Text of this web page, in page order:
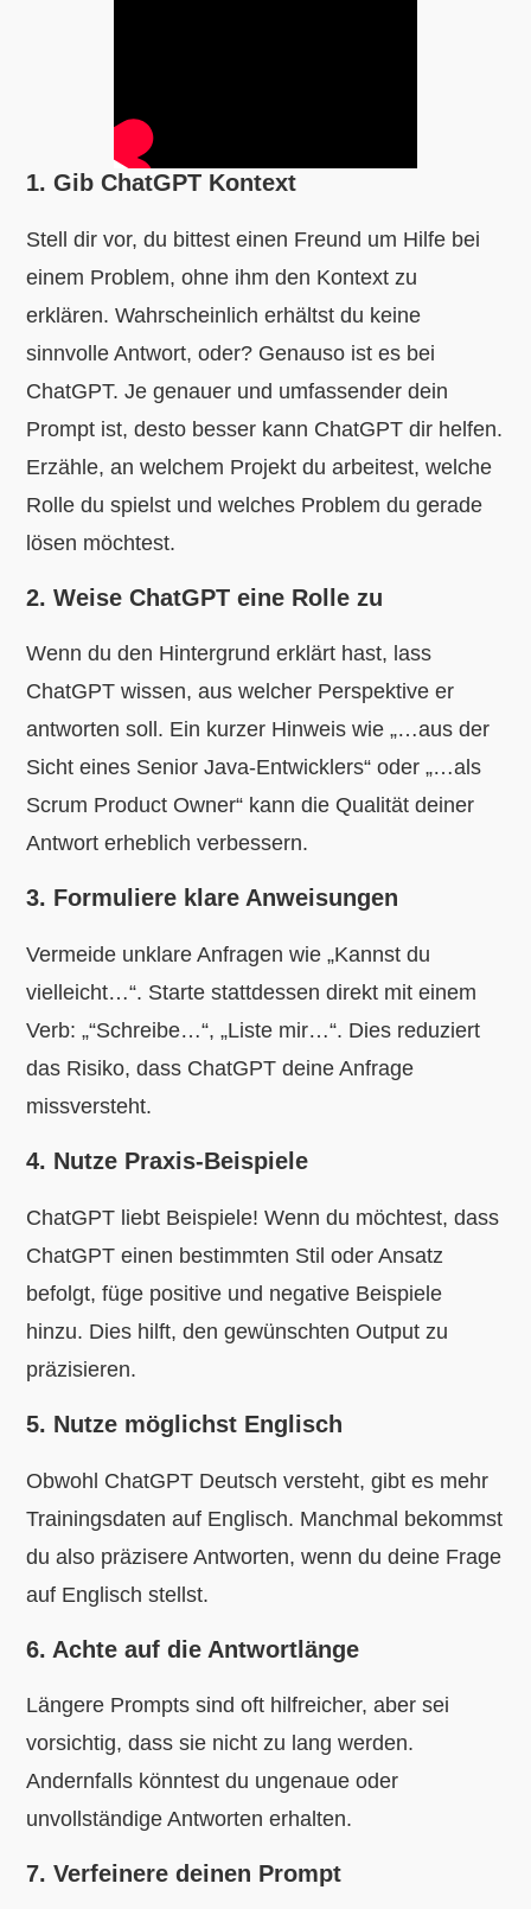
1. Gib ChatGPT Kontext
Stell dir vor, du bittest einen Freund um Hilfe bei
einem Problem, ohne ihm den Kontext zu
erklären. Wahrscheinlich erhältst du keine
sinnvolle Antwort, oder? Genauso ist es bei
ChatGPT. Je genauer und umfassender dein
Prompt ist, desto besser kann ChatGPT dir helfen.
Erzähle, an welchem Projekt du arbeitest, welche
Rolle du spielst und welches Problem du gerade
lösen möchtest.
2. Weise ChatGPT eine Rolle zu
Wenn du den Hintergrund erklärt hast, lass
ChatGPT wissen, aus welcher Perspektive er
antworten soll. Ein kurzer Hinweis wie „…aus der
Sicht eines Senior Java-Entwicklers“ oder „…als
Scrum Product Owner“ kann die Qualität deiner
Antwort erheblich verbessern.
3. Formuliere klare Anweisungen
Vermeide unklare Anfragen wie „Kannst du
vielleicht…“. Starte stattdessen direkt mit einem
Verb: „“Schreibe…“, „Liste mir…“. Dies reduziert
das Risiko, dass ChatGPT deine Anfrage
missversteht.
4. Nutze Praxis-Beispiele
ChatGPT liebt Beispiele! Wenn du möchtest, dass
ChatGPT einen bestimmten Stil oder Ansatz
befolgt, füge positive und negative Beispiele
hinzu. Dies hilft, den gewünschten Output zu
präzisieren.
5. Nutze möglichst Englisch
Obwohl ChatGPT Deutsch versteht, gibt es mehr
Trainingsdaten auf Englisch. Manchmal bekommst
du also präzisere Antworten, wenn du deine Frage
auf Englisch stellst.
6. Achte auf die Antwortlänge
Längere Prompts sind oft hilfreicher, aber sei
vorsichtig, dass sie nicht zu lang werden.
Andernfalls könntest du ungenaue oder
unvollständige Antworten erhalten.
7. Verfeinere deinen Prompt